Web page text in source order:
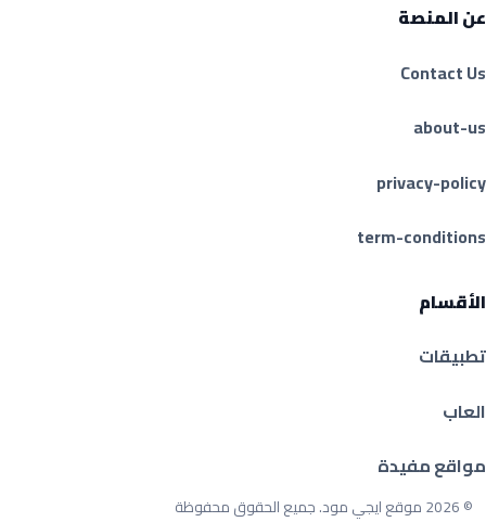
عن المنصة
Contact Us
about-us
privacy-policy
term-conditions
الأقسام
تطبيقات
العاب
مواقع مفيدة
© 2026 موقع ايجي مود. جميع الحقوق محفوظة